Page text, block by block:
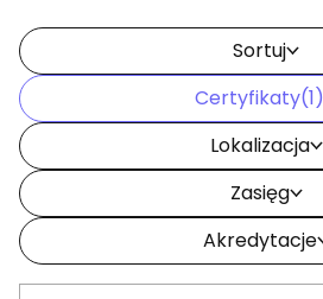
Sortuj
Certyfikaty(1)
Lokalizacja
Zasięg
Akredytacje